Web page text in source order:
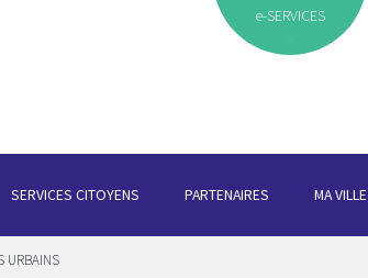
e-SERVICES
SERVICES CITOYENS PARTENAIRES MA VILLE
URBAINS